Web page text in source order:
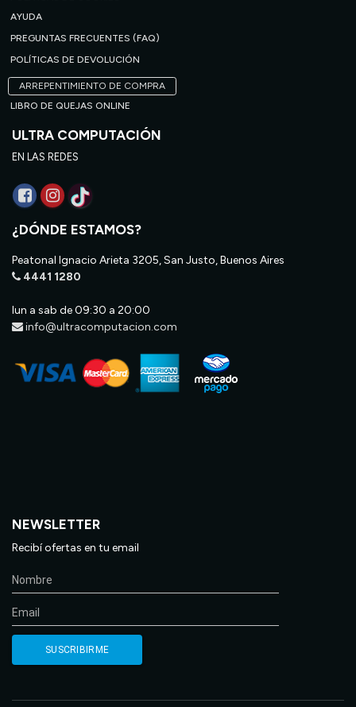
AYUDA
PREGUNTAS FRECUENTES (FAQ)
POLÍTICAS DE DEVOLUCIÓN
ARREPENTIMIENTO DE COMPRA
LIBRO DE QUEJAS ONLINE
ULTRA COMPUTACIÓN
EN LAS REDES
¿DÓNDE ESTAMOS?
Peatonal Ignacio Arieta 3205, San Justo, Buenos Aires
4441 1280
lun a sab de 09:30 a 20:00
info@ultracomputacion.com
NEWSLETTER
Recibí ofertas en tu email